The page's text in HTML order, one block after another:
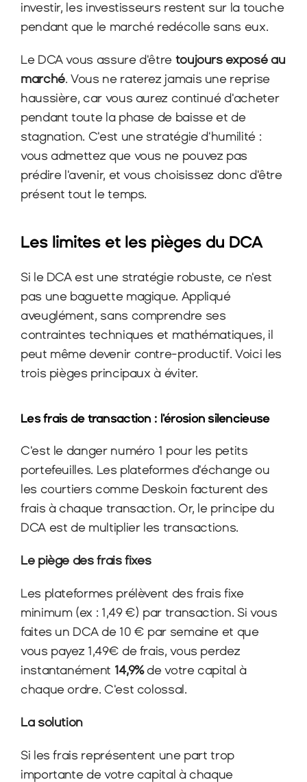
investir, les investisseurs restent sur la touche
pendant que le marché redécolle sans eux.
Le DCA vous assure d'être toujours exposé au
marché. Vous ne raterez jamais une reprise
haussière, car vous aurez continué d'acheter
pendant toute la phase de baisse et de
stagnation. C'est une stratégie d'humilité :
vous admettez que vous ne pouvez pas
prédire l'avenir, et vous choisissez donc d'être
présent tout le temps.
Les limites et les pièges du DCA
Si le DCA est une stratégie robuste, ce n'est
pas une baguette magique. Appliqué
aveuglément, sans comprendre ses
contraintes techniques et mathématiques, il
peut même devenir contre-productif. Voici les
trois pièges principaux à éviter.
Les frais de transaction : l'érosion silencieuse
C'est le danger numéro 1 pour les petits
portefeuilles. Les plateformes d'échange ou
les courtiers comme Deskoin facturent des
frais à chaque transaction. Or, le principe du
DCA est de multiplier les transactions.
Le piège des frais fixes
Les plateformes prélèvent des frais fixe
minimum (ex : 1,49 €) par transaction. Si vous
faites un DCA de 10 € par semaine et que
vous payez 1,49€ de frais, vous perdez
instantanément 14,9% de votre capital à
chaque ordre. C'est colossal.
La solution
Si les frais représentent une part trop
importante de votre capital à chaque